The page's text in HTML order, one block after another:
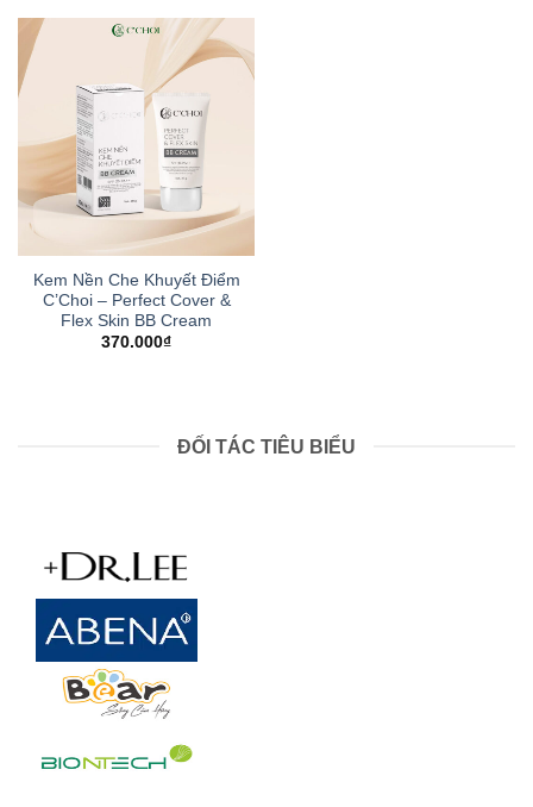
Kem Nền Che Khuyết Điểm
C’Choi – Perfect Cover &
Flex Skin BB Cream
370.000₫
ĐỐI TÁC TIÊU BIỂU